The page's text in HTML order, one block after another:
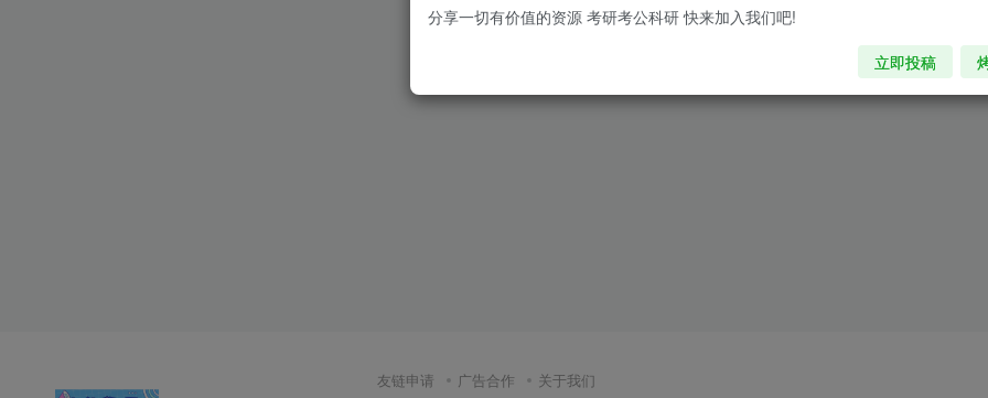
友链申请 广告合作 关于我们
分享一切有价值的资源 考研考公科研 快来加入我们吧!
立即投稿